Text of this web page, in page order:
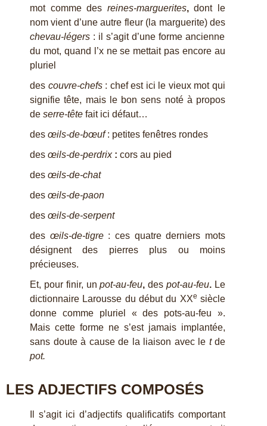
mot comme des reines-marguerites,dont le
nom vient d’une autre fleur (la marguerite) des
chevau-légers : il s’agit d’une forme ancienne
du mot, quand l’x ne se mettait pas encore au
pluriel
des couvre-chefs : chef est ici le vieux mot qui
signifie tête, mais le bon sens noté à propos
de serre-tête fait ici défaut…
des œils-de-bœuf: petites fenêtres rondes
des œils-de-perdrix: cors au pied
des œils-de-chat
des œils-de-paon
des œils-de-serpent
des œils-de-tigre : ces quatre derniers mots
désignent des pierres plus ou moins
précieuses.
Et, pour finir, un pot-au-feu,des pot-au-feu. Le
dictionnaire Larousse du début du XXe siècle
donne comme pluriel « des pots-au-feu ».
Mais cette forme ne s’est jamais implantée,
sans doute à cause de la liaison avec le t de
pot.
LES ADJECTIFS COMPOSÉS
Il s’agit ici d’adjectifs qualificatifs comportant